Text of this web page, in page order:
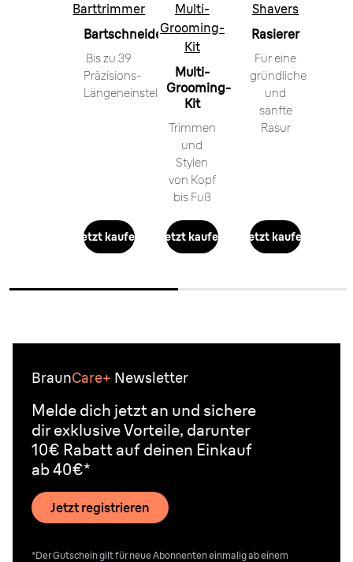
Barttrimmer
Bartschneider
Bis zu 39
Präzisions-
Längeneinstellungen
Jetzt kaufen
Multi-
Grooming-
Kit
Multi-
Grooming-
Kit
Trimmen
und
Stylen
von Kopf
bis Fuß
Jetzt kaufen
Shavers
Rasierer
Für eine
gründliche
und
sanfte
Rasur
Jetzt kaufen
BraunCare+ Newsletter
Melde dich jetzt an und sichere
dir exklusive Vorteile, darunter
10€ Rabatt auf deinen Einkauf
ab 40€*
Jetzt registrieren
*Der Gutschein gilt für neue Abonnenten einmalig ab einem